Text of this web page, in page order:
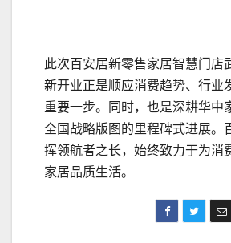
此次百安居新零售家居智慧门店
新开业正是顺应消费趋势、行业
重要一步。同时，也是深耕华中
全国战略版图的里程碑式进展。
挥领航者之长，始终致力于为消
家居品质生活。